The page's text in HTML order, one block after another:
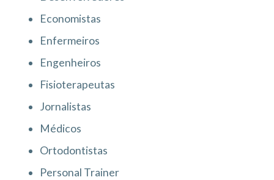
Economistas
Enfermeiros
Engenheiros
Fisioterapeutas
Jornalistas
Médicos
Ortodontistas
Personal Trainer